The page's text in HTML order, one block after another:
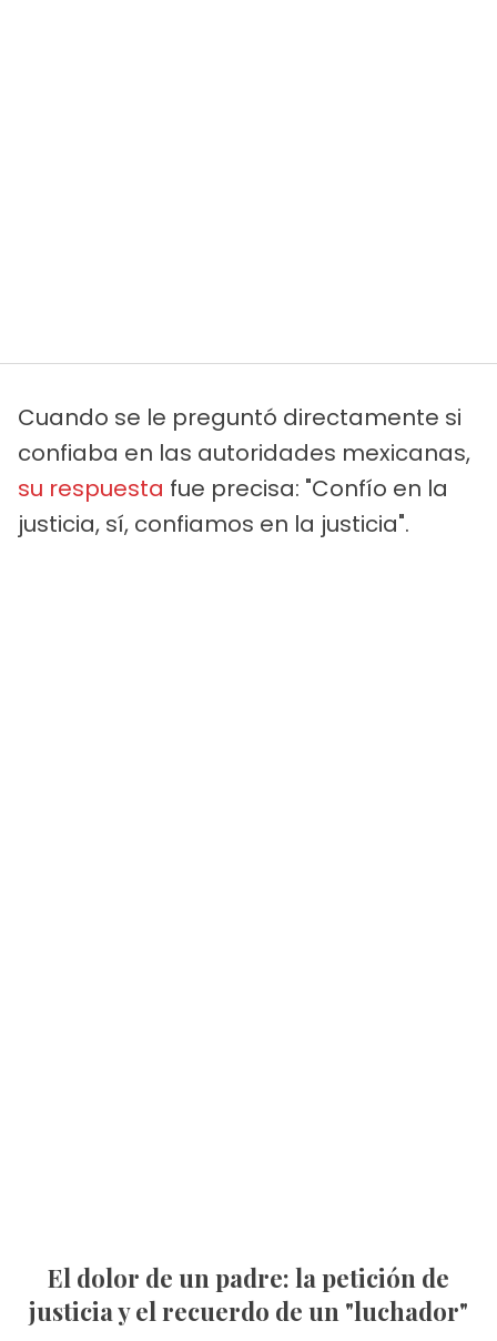
Cuando se le preguntó directamente si
confiaba en las autoridades mexicanas,
su respuesta fue precisa: "Confío en la
justicia, sí, confiamos en la justicia".
El dolor de un padre: la petición de
justicia y el recuerdo de un "luchador"